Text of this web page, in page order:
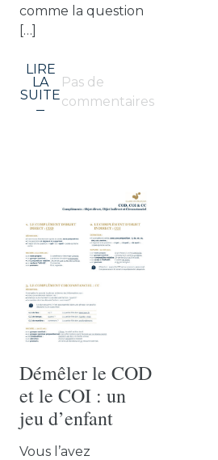
comme la question
[…]
LIRE
LA
SUITE
Pas de
commentaires
Démêler le COD
et le COI : un
jeu d’enfant
Vous l’avez